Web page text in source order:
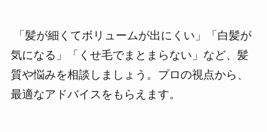
「髪が細くてボリュームが出にくい」「白髪が
気になる」「くせ毛でまとまらない」など、髪
質や悩みを相談しましょう。プロの視点から、
最適なアドバイスをもらえます。